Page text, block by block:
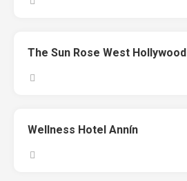
The Sun Rose West Hollywood
Wellness Hotel Annín